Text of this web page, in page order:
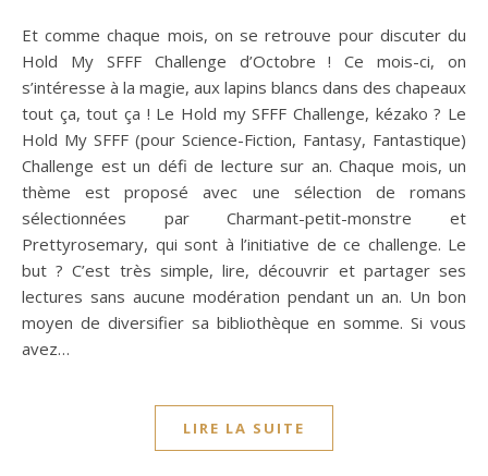
Et comme chaque mois, on se retrouve pour discuter du
Hold My SFFF Challenge d’Octobre ! Ce mois-ci, on
s’intéresse à la magie, aux lapins blancs dans des chapeaux
tout ça, tout ça ! Le Hold my SFFF Challenge, kézako ? Le
Hold My SFFF (pour Science-Fiction, Fantasy, Fantastique)
Challenge est un défi de lecture sur an. Chaque mois, un
thème est proposé avec une sélection de romans
sélectionnées par Charmant-petit-monstre et
Prettyrosemary, qui sont à l’initiative de ce challenge. Le
but ? C’est très simple, lire, découvrir et partager ses
lectures sans aucune modération pendant un an. Un bon
moyen de diversifier sa bibliothèque en somme. Si vous
avez…
LIRE LA SUITE